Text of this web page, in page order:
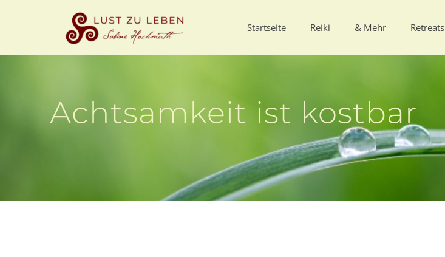
Startseite Reiki & Mehr Retreats
Achtsamkeit ist kostbar